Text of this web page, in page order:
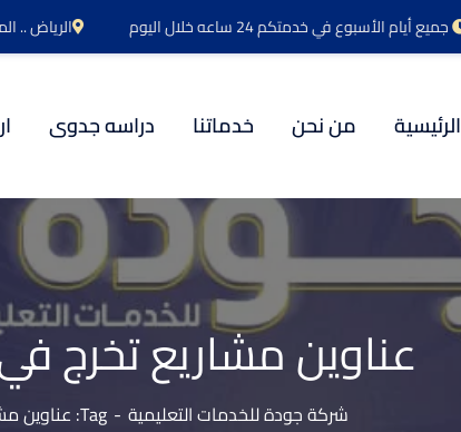
جميع أيام الأسبوع في خدمتكم 24 ساعه خلال اليوم الرياض ..
الرئيسية من نحن خدماتنا دراسه جدوى
عناوين مشاريع تخرج
شركة جودة للخدمات التعليمية Tag: عناوين مشاريع تخرج في هندسة البترول